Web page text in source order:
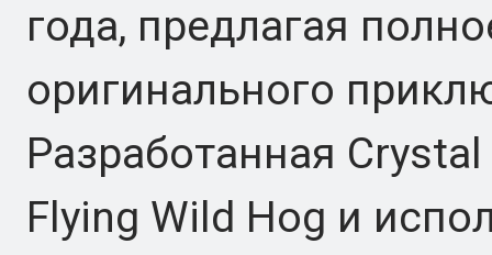
года, предлагая
оригинального
Разработанная
Flying Wild Hog и